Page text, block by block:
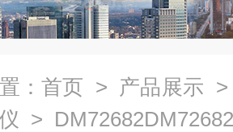
： 首页 > 产品展示
>